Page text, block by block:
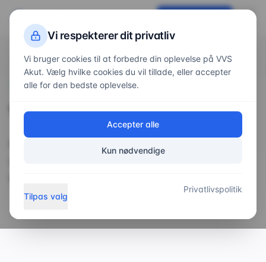
Vidensunivers
Viden & guides
Vi respekterer dit privatliv
Vi bruger cookies til at forbedre din oplevelse på VVS
Akut. Vælg hvilke cookies du vil tillade, eller accepter
alle for den bedste oplevelse.
Accepter alle
Kun nødvendige
Tilpas valg
Privatlivspolitik